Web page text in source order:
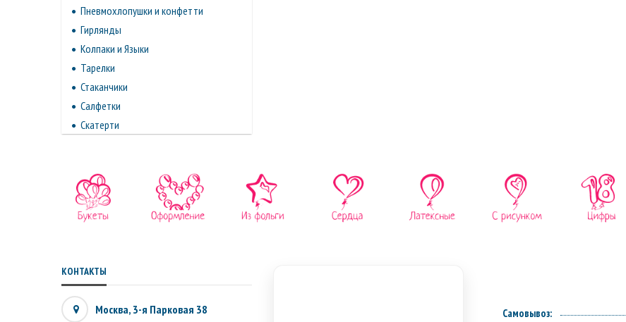
Пневмохлопушки и конфетти
Гирлянды
Колпаки и Языки
Тарелки
Стаканчики
Салфетки
Скатерти
КОНТАКТЫ
Москва, 3-я Парковая 38
Самовывоз: